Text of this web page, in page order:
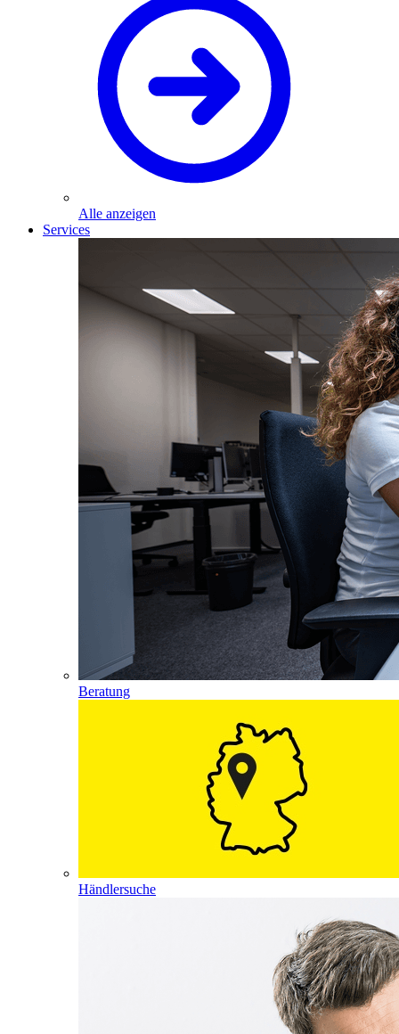
Alle anzeigen
Services
Beratung
Händlersuche